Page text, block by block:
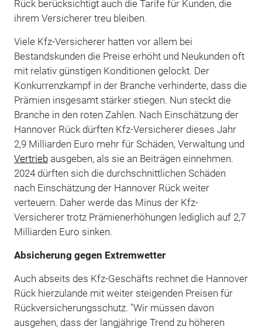
Rück berücksichtigt auch die Tarife für Kunden, die
ihrem Versicherer treu bleiben.
Viele Kfz-Versicherer hatten vor allem bei
Bestandskunden die Preise erhöht und Neukunden oft
mit relativ günstigen Konditionen gelockt. Der
Konkurrenzkampf in der Branche verhinderte, dass die
Prämien insgesamt stärker stiegen. Nun steckt die
Branche in den roten Zahlen. Nach Einschätzung der
Hannover Rück dürften Kfz-Versicherer dieses Jahr
2,9 Milliarden Euro mehr für Schäden, Verwaltung und
Vertriebausgeben, als sie an Beiträgen einnehmen.
2024 dürften sich die durchschnittlichen Schäden
nach Einschätzung der Hannover Rück weiter
verteuern. Daher werde das Minus der Kfz-
Versicherer trotz Prämienerhöhungen lediglich auf 2,7
Milliarden Euro sinken.
Absicherung gegen Extremwetter
Auch abseits des Kfz-Geschäfts rechnet die Hannover
Rück hierzulande mit weiter steigenden Preisen für
Rückversicherungsschutz. "Wir müssen davon
ausgehen, dass der langjährige Trend zu höheren